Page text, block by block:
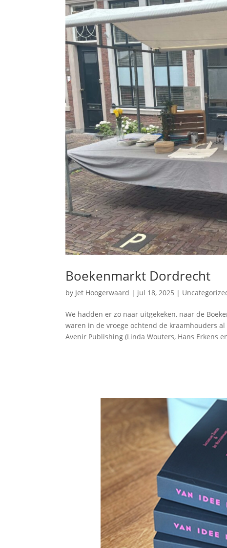
Boekenmarkt Dordrecht
by Jet Hoogerwaard | jul 18, 2025 |
We hadden er zo naar uitgekeken, naar de
waren in de vroege ochtend de kraamhouders
Avenir Publishing (Linda Wouters, Hans Erkens